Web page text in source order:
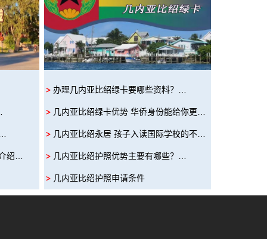
绍…
办理几内亚比绍绿卡要哪些资料？…
几内亚比绍绿卡优势 华侨身份能给你更…
几内亚比绍永居 孩子入读国际学校的不…
几内亚比绍护照优势主要有哪些？…
几内亚比绍护照申请条件